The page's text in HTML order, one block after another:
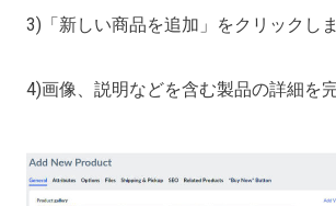
3)「新しい商品を追加」をクリックし
4)画像、説明などを含む製品の詳細を